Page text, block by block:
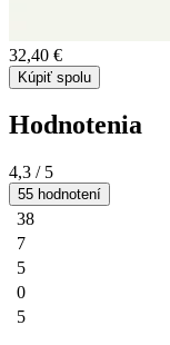
32,40 €
Kúpiť spolu
Hodnotenia
4,3 / 5
55 hodnotení
38
7
5
0
5